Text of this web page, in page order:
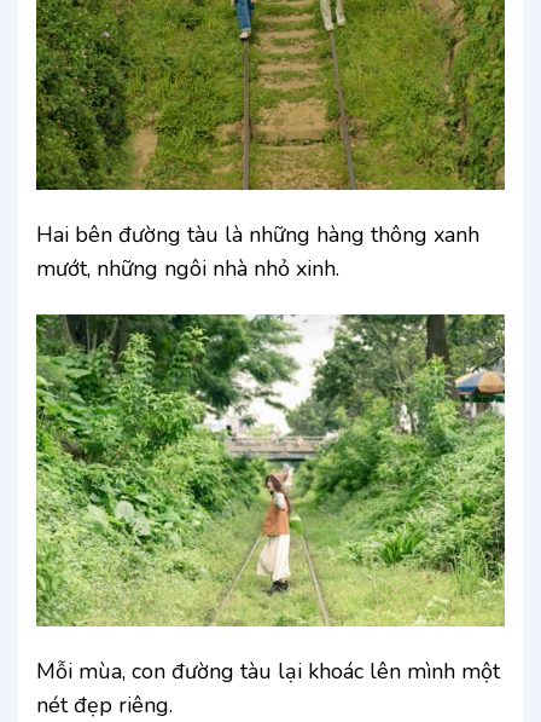
Hai bên đường tàu là những hàng thông xanh
mướt, những ngôi nhà nhỏ xinh.
Mỗi mùa, con đường tàu lại khoác lên mình một
nét đẹp riêng.